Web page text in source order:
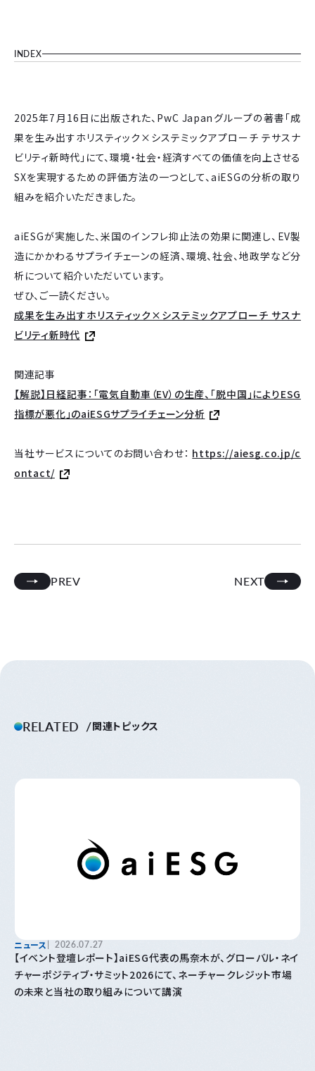
INDEX
2025年7月16日に出版された、PwC Japanグループの著書「成
果を生み出すホリスティック×システミックアプローチ テサスナ
ビリティ新時代」にて、環境・社会・経済すべての価値を向上させる
SXを実現するための評価方法の一つとして、aiESGの分析の取り
組みを紹介いただきました。
aiESGが実施した、米国のインフレ抑止法の効果に関連し、EV製
造にかかわるサプライチェーンの経済、環境、社会、地政学など分
析について紹介いただいています。
ぜひ、ご一読ください。
成果を生み出すホリスティック×システミックアプローチ サスナ
ビリティ新時代
関連記事
【解説】日経記事：「電気自動車（EV）の生産、「脱中国」によりESG
指標が悪化」のaiESGサプライチェーン分析
当社サービスについてのお問い合わせ： https://aiesg.co.jp/c
ontact/
PREV NEXT
RELATED 関連トピックス
ニュース 2026.07.27
【イベント登壇レポート】aiESG代表の馬奈木が、グローバル・ネイ
チャーポジティブ・サミット2026にて、ネーチャークレジット市場
の未来と当社の取り組みについて講演